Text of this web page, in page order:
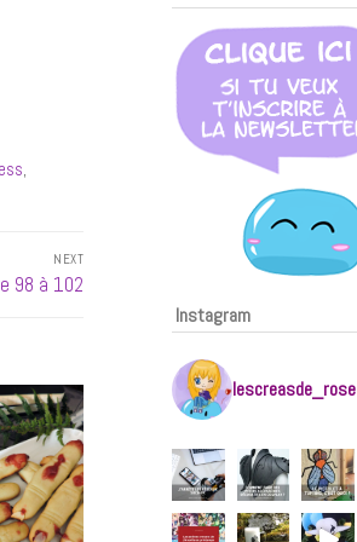
NEXT
98 à 102
Instagram
lescreasde_rose